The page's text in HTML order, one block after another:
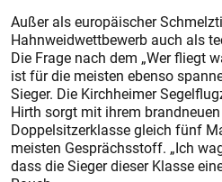
Außer als europäischer
Hahnweidwettbewerb auch als
Die Frage nach dem „Wer fliegt
ist für die meisten ebenso
Sieger. Die Kirchheimer
Hirth sorgt mit ihrem
Doppelsitzerklasse gleich fünf
meisten Gesprächsstoff. „Ich
dass die Sieger dieser Klasse